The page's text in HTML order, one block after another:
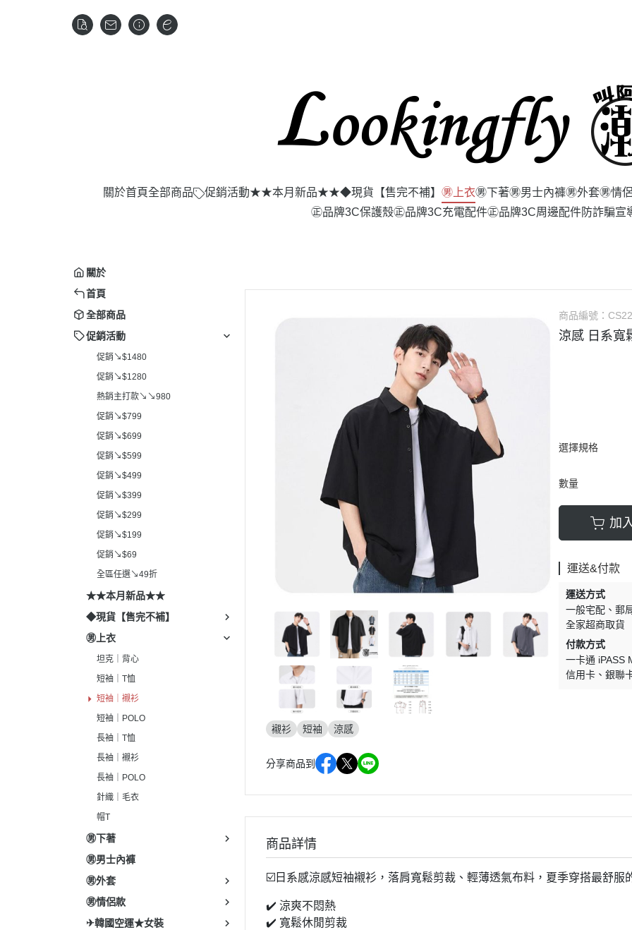
關於首頁全部商品 促銷活動★★本月新品★★◆現貨【售完不補】 ㊚上衣㊚下著㊚男士內褲㊚外套㊚情
㊣品牌3C保護殼㊣品牌3C充電配件㊣品牌3C周邊配件防詐騙宣
關於
首頁
全部商品
促銷活動
促銷↘$1480
促銷↘$1280
熱銷主打款↘↘980
促銷↘$799
促銷↘$699
促銷↘$599
促銷↘$499
促銷↘$399
促銷↘$299
促銷↘$199
促銷↘$69
全區任選↘49折
★★本月新品★★
◆現貨【售完不補】
㊚上衣
坦克｜背心
短袖｜T恤
短袖｜襯衫
短袖｜POLO
長袖｜T恤
長袖｜襯衫
長袖｜POLO
針織｜毛衣
帽T
㊚下著
㊚男士內褲
㊚外套
㊚情侶款
✈韓國空運★女裝
襯衫 短袖 涼感
分享商品到
商品編號：
涼感 日系寬
選擇規格
數量
加
運送&付款
運送方式
一般宅配
郵
全家超商取貨
付款方式
一卡通 iPASS
信用卡
銀聯
商品詳情
☑️日系感涼感短袖襯衫，落肩寬鬆剪裁、輕薄透氣布料，夏季穿搭最舒服
✔️ 涼爽不悶熱
✔️ 寬鬆休閒剪裁